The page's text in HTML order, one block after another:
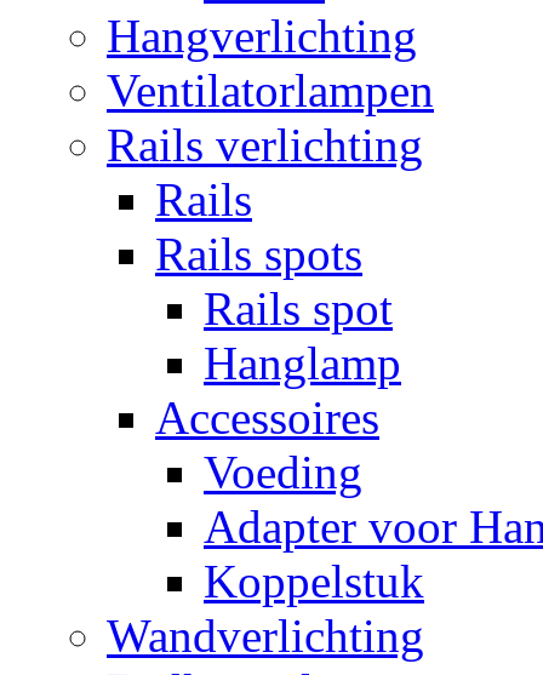
Hangverlichting
Ventilatorlampen
Rails verlichting
Rails
Rails spots
Rails spot
Hanglamp
Accessoires
Voeding
Adapter voor
Koppelstuk
Wandverlichting